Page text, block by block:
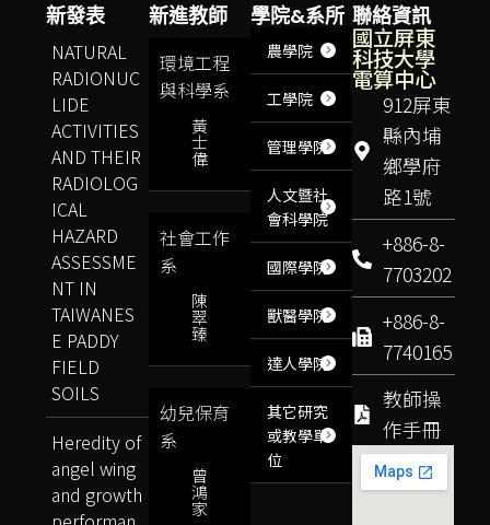
聯絡資訊
國立屏東
科技大學
電算中心
912屏東
縣內埔
鄉學府
路1號
+886-8-
7703202
+886-8-
7740165
教師操
作手冊
學院&系所
農學院
工學院
管理學院
人文暨社
會科學院
國際學院
獸醫學院
達人學院
其它研究
或教學單
位
新進教師
環境工程
與科學系
黃
士
偉
社會工作
系
陳
翠
臻
幼兒保育
系
曾
鴻
家
新發表
NATURAL
RADIONUC
LIDE
ACTIVITIES
AND THEIR
RADIOLOG
ICAL
HAZARD
ASSESSME
NT IN
TAIWANES
E PADDY
FIELD
SOILS
Heredity of
angel wing
and growth